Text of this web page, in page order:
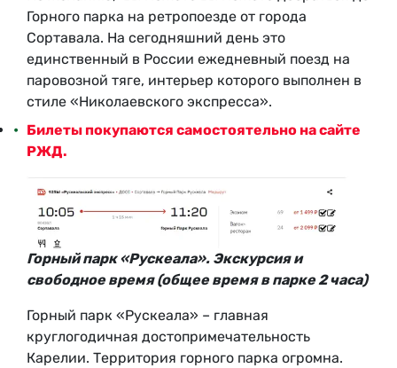
Горного парка на ретропоезде от города
Сортавала. На сегодняшний день это
единственный в России ежедневный поезд на
паровозной тяге, интерьер которого выполнен в
стиле «Николаевского экспресса».
Билеты покупаются самостоятельно на сайте
РЖД.
Горный парк «Рускеала». Экскурсия и
свободное время (общее время в парке 2 часа)
Горный парк «Рускеала» – главная
круглогодичная достопримечательность
Карелии. Территория горного парка огромна.